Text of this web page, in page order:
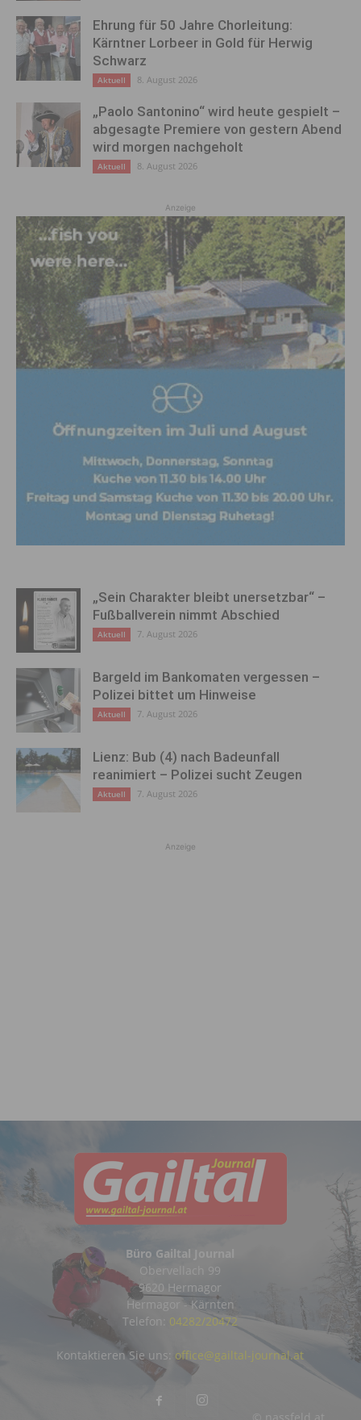
Ehrung für 50 Jahre Chorleitung:
Kärntner Lorbeer in Gold für Herwig
Schwarz
Aktuell 8. August 2026
„Paolo Santonino“ wird heute gespielt –
abgesagte Premiere von gestern Abend
wird morgen nachgeholt
Aktuell 8. August 2026
Anzeige
„Sein Charakter bleibt unersetzbar“ –
Fußballverein nimmt Abschied
Aktuell 7. August 2026
Bargeld im Bankomaten vergessen –
Polizei bittet um Hinweise
Aktuell 7. August 2026
Lienz: Bub (4) nach Badeunfall
reanimiert – Polizei sucht Zeugen
Aktuell 7. August 2026
Anzeige
Büro Gailtal Journal
Obervellach 99
9620 Hermagor
Hermagor - Kärnten
Telefon: 04282/20472
Kontaktieren Sie uns: office@gailtal-journal.at